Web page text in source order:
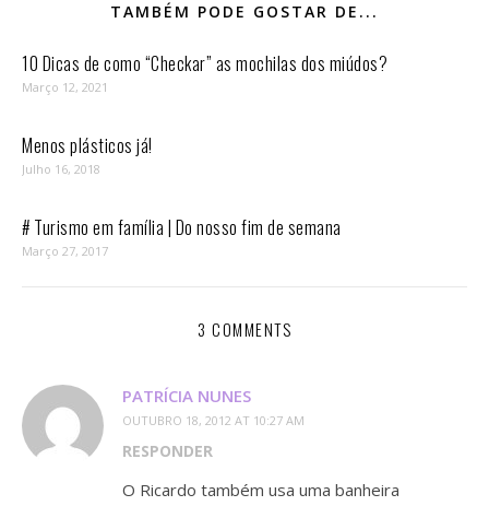
TAMBÉM PODE GOSTAR DE...
10 Dicas de como “Checkar” as mochilas dos miúdos?
Março 12, 2021
Menos plásticos já!
Julho 16, 2018
# Turismo em família | Do nosso fim de semana
Março 27, 2017
3 COMMENTS
PATRÍCIA NUNES
OUTUBRO 18, 2012 AT 10:27 AM
RESPONDER
O Ricardo também usa uma banheira